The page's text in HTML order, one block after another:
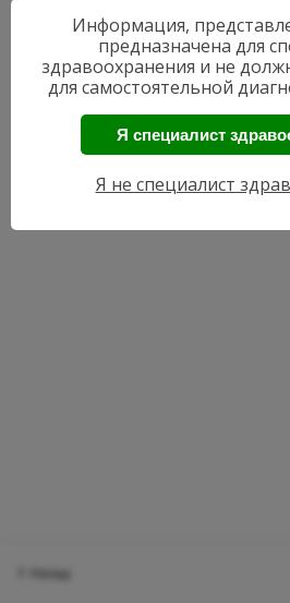
Назад
Информация,
предназначена для
здравоохранения и не
для самостоятельной
Я специалист
Я не специалист